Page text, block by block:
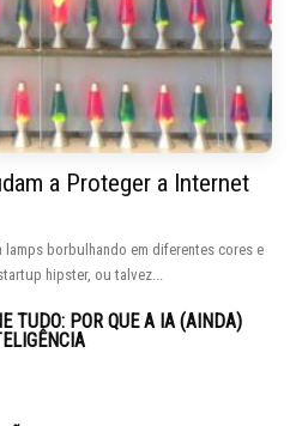
a Proteger a Internet
lamps borbulhando em diferentes cores e
hipster, ou talvez...
TUDO: POR QUE A IA (AINDA)